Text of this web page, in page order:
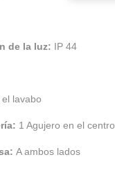
de la luz: IP 44
el lavabo
1 Agujero en el centro
A ambos lados